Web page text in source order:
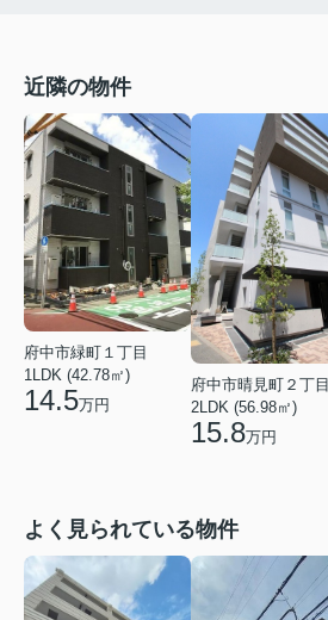
近隣の物件
府中市緑町１丁目
1LDK (42.78㎡)
14.5万円
府中市晴見町２丁目
2LDK (56.98㎡)
15.8万円
よく見られている物件